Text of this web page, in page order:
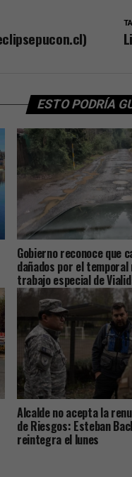
ESTO PODRÍA
Gobierno reconoce que
dañados por el
trabajo especial de
Alcalde no acepta la
de Riesgos: Esteban
reintegra el lunes